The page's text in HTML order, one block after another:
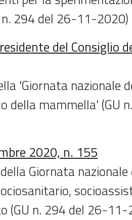
294 del 26-11-2020)
del Consiglio
'Giornata nazionale
della mammella' (GU
2020, n. 155
Giornata
(GU n. 294 del 26-11-